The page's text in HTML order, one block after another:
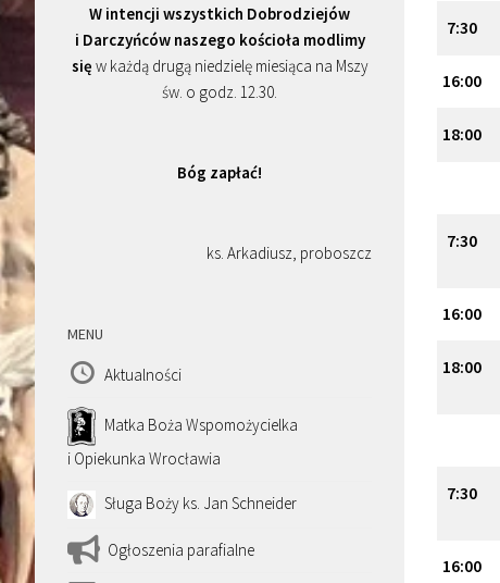
7:30
16:00
18:00
7:30
16:00
18:00
7:30
16:00
W intencji wszystkich Dobrodziejów
i Darczyńców naszego kościoła modlimy
się w każdą drugą niedzielę miesiąca na Mszy
św. o godz. 12.30.
Bóg zapłać!
ks. Arkadiusz, proboszcz
MENU
Aktualności
Matka Boża Wspomożycielka
i Opiekunka Wrocławia
Sługa Boży ks. Jan Schneider
Ogłoszenia parafialne